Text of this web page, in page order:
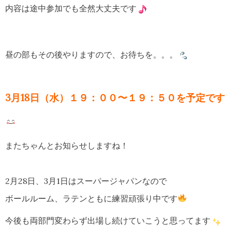
内容は途中参加でも全然大丈夫です
昼の部もその後やりますので、お待ちを。。。
3月18日（水）１９：００〜１９：５０を予定です
またちゃんとお知らせしますね！
2月28日、3月1日はスーパージャパンなので
ボールルーム、ラテンともに練習頑張り中です
今後も両部門変わらず出場し続けていこうと思ってます